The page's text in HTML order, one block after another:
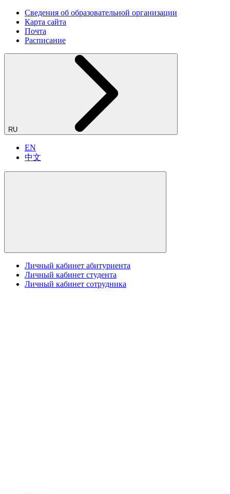
Сведения об образовательной организации
Карта сайта
Почта
Расписание
RU
EN
中文
Личный кабинет абитуриента
Личный кабинет студента
Личный кабинет сотрудника